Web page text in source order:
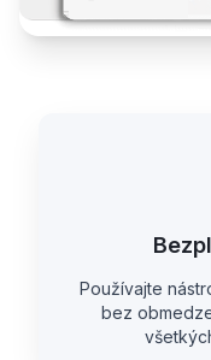
Používajte
bez